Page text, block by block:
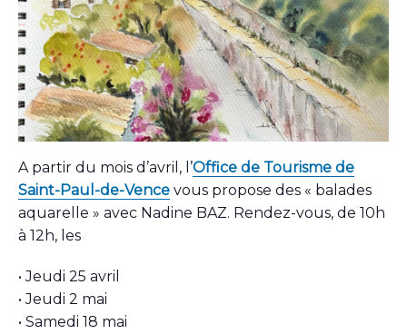
A partir du mois d’avril, l’Office de Tourisme de
Saint-Paul-de-Vence vous propose des « balades
aquarelle » avec Nadine BAZ. Rendez-vous, de 10h
à 12h, les
• Jeudi 25 avril
• Jeudi 2 mai
• Samedi 18 mai